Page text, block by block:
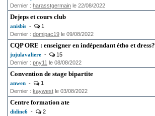
Dernier : harasstgermain le 22/08/2022
Dejeps et cours club
anisbis -
1
Dernier : domipac19 le 09/08/2022
CQP ORE : enseigner en indépendant étho et dress?
jujulavaliere -
15
Dernier : pny11 le 08/08/2022
Convention de stage bipartite
anwen -
1
Dernier : kaywest le 03/08/2022
Centre formation ate
didine6 -
2